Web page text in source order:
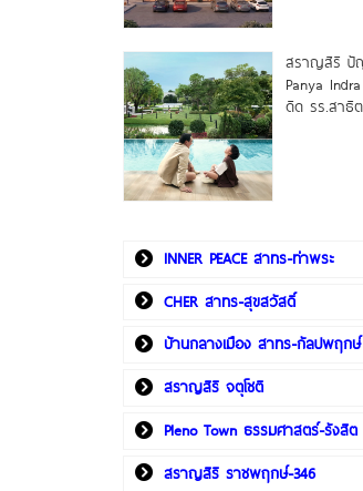
สราญสิริ ปั
Panya
ดิด รร.สาธิ
INNER PEACE สาทร-ท่าพระ
CHER สาทร-สุขสวัสดิ์
บ้านกลางเมือง สาทร-กัลปพฤก
สราญสิริ จตุโชติ
Pleno Town ธรรมศาสตร์-รังสิต
สราญสิริ ราชพฤกษ์-346